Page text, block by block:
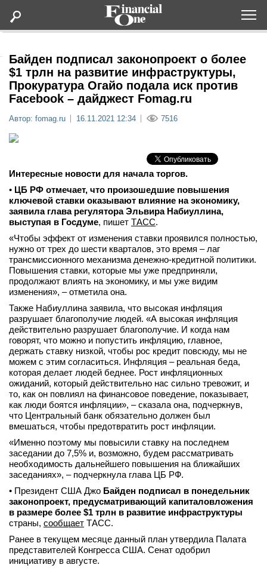
Статьи
Дайджесты
Мероприятия
Новости
Интервью
вконтакте
телеграм
Стать автором
Вход
Байден подписал законопроект о более
$1 трлн на развитие инфраструктуры,
Прокуратура Огайо подала иск против
Facebook – дайджест Fomag.ru
Автор: fomag.ru 16.11.2021 12:34 7516
Интересные новости для начала торгов.
• ЦБ РФ отмечает, что произошедшие повышения
ключевой ставки оказывают влияние на экономику,
заявила глава регулятора Эльвира Набиуллина,
выступая в Госдуме, пишет ТАСС.
«Чтобы эффект от изменения ставки проявился полностью,
нужно от трех до шести кварталов, это время – лаг
трансмиссионного механизма денежно-кредитной политики.
Повышения ставки, которые мы уже предприняли,
продолжают влиять на экономику, и мы уже видим
изменения», – отметила она.
Также Набиуллина заявила, что высокая инфляция
разрушает благополучие людей. «А высокая инфляция
действительно разрушает благополучие. И когда нам
говорят, что можно и попустить инфляцию, главное,
держать ставку низкой, чтобы рос кредит повсюду, мы не
можем с этим согласиться. Инфляция – реальная беда,
которая делает людей беднее. Рост инфляционных
ожиданий, который действительно нас сильно тревожит, и
то, как он повлиял на финансовое поведение, показывает,
как люди боятся инфляции», – сказала она, подчеркнув,
что Центральный банк обязательно должен был
вмешаться, чтобы предотвратить рост инфляции.
«Именно поэтому мы повысили ставку на последнем
заседании до 7,5% и, возможно, будем рассматривать
необходимость дальнейшего повышения на ближайших
заседаниях», – подчеркнула глава ЦБ РФ.
• Президент США Джо Байден подписал в понедельник
законопроект, предусматривающий капиталовложения
в размере более $1 трлн в развитие инфраструктуры
страны, сообщает ТАСС.
Ранее в текущем месяце данный план утвердила Палата
представителей Конгресса США. Сенат одобрил
инициативу в августе.